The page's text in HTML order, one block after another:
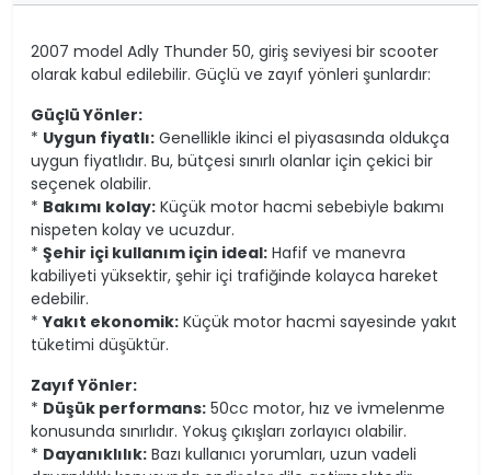
2007 model Adly Thunder 50, giriş seviyesi bir scooter
olarak kabul edilebilir. Güçlü ve zayıf yönleri şunlardır:
Güçlü Yönler:
* Uygun fiyatlı: Genellikle ikinci el piyasasında oldukça
uygun fiyatlıdır. Bu, bütçesi sınırlı olanlar için çekici bir
seçenek olabilir.
* Bakımı kolay: Küçük motor hacmi sebebiyle bakımı
nispeten kolay ve ucuzdur.
* Şehir içi kullanım için ideal: Hafif ve manevra
kabiliyeti yüksektir, şehir içi trafiğinde kolayca hareket
edebilir.
*Yakıt ekonomik: Küçük motor hacmi sayesinde yakıt
tüketimi düşüktür.
Zayıf Yönler:
* Düşük performans: 50cc motor, hız ve ivmelenme
konusunda sınırlıdır. Yokuş çıkışları zorlayıcı olabilir.
* Dayanıklılık: Bazı kullanıcı yorumları, uzun vadeli